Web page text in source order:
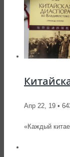
Апр 22, 19 •
«Каждый